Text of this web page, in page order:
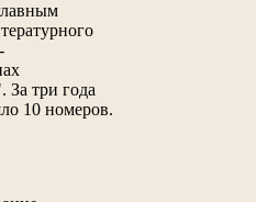
три года
10 номеров.